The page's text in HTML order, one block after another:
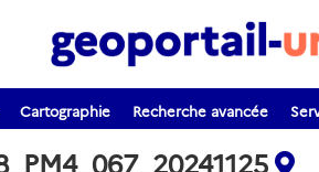
Cartographie Recherche avancée